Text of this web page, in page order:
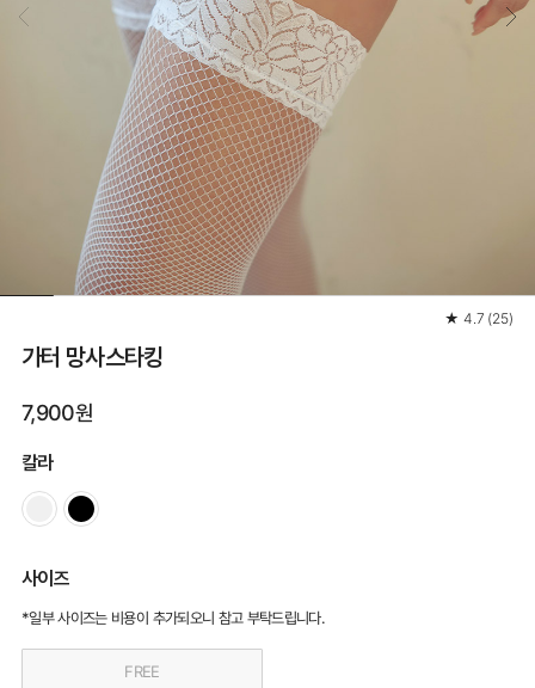
★ 4.7 (25)
가터 망사스타킹
7,900원
칼라
사이즈
*일부 사이즈는 비용이 추가되오니 참고 부탁드립니다.
FREE